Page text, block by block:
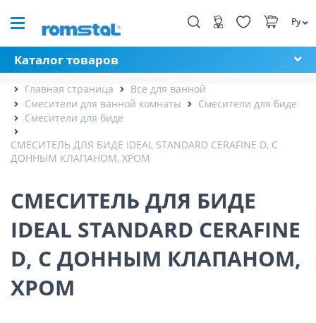
Ру
Каталог товаров
Главная страница
Все для ванной
Смесители для ванной комнаты
Смесители для биде
Смесители для биде
СМЕСИТЕЛЬ ДЛЯ БИДЕ IDEAL STANDARD CERAFINE D, С
ДОННЫМ КЛАПАНОМ, ХРОМ
СМЕСИТЕЛЬ ДЛЯ БИДЕ
IDEAL STANDARD CERAFINE
D, С ДОННЫМ КЛАПАНОМ,
ХРОМ